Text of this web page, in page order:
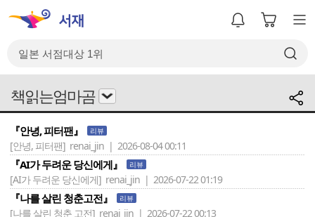
책읽는엄마곰
『안녕, 피터팬』 리뷰
[안녕, 피터팬] renai_jin | 2026-08-04 00:11
『AI가 두려운 당신에게』 리뷰
[AI가 두려운 당신에게] renai_jin | 2026-07-22 01:19
『나를 살린 청춘고전』 리뷰
[나를 살린 청춘 고전] renai_jin | 2026-07-22 00:13